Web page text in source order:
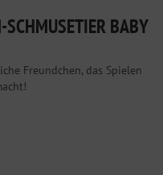
BABY
Freundchen, das Spielen